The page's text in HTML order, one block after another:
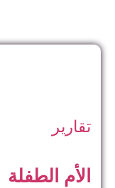
تقارير
الأم الطفلة